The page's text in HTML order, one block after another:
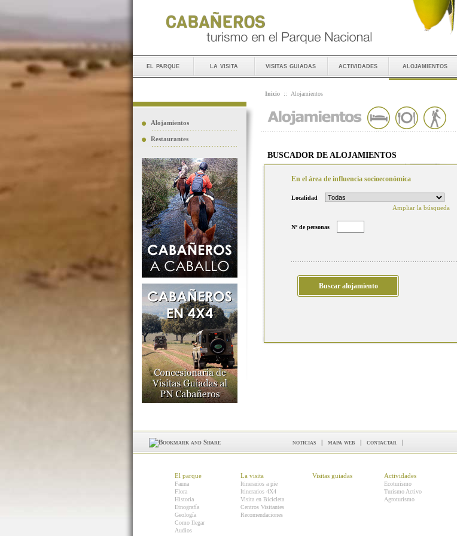
el parque la visita visitas guiadas actividades alojamientos
Alojamientos
Restaurantes
Inicio :: Alojamientos
BUSCADOR DE ALOJAMIENTOS
En el área de influencia socioeconómica
Localidad
Ampliar la búsqueda
Nº de personas
noticias | mapa web | contactar |
El parque
Fauna
Flora
Historia
Etnografía
Geología
Como llegar
Audios
La visita
Itinerarios a pie
Itinerarios 4X4
Visita en Bicicleta
Centros Visitantes
Recomendaciones
Visitas guiadas Actividades
Ecoturismo
Turismo Activo
Agroturismo